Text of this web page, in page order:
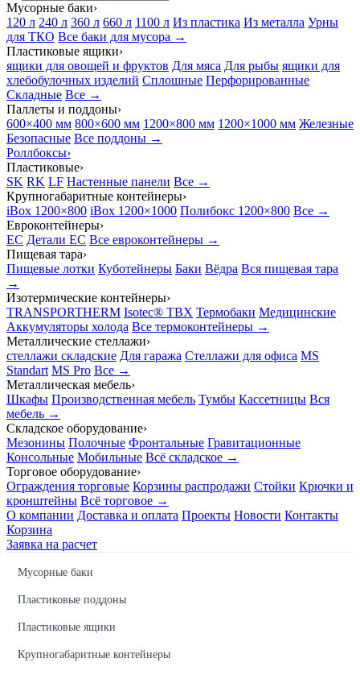
Мусорные баки›
120 л 240 л 360 л 660 л 1100 л Из пластика Из металла Урны
для ТКО Все баки для мусора →
Пластиковые ящики›
ящики для овощей и фруктов Для мяса Для рыбы ящики для
хлебобулочных изделий Сплошные Перфорированные
Складные Все →
Паллеты и поддоны›
600×400 мм 800×600 мм 1200×800 мм 1200×1000 мм Железные
Безопасные Все поддоны →
Роллбоксы›
Пластиковые›
SK RK LF Настенные панели Все →
Крупногабаритные контейнеры›
iBox 1200×800 iBox 1200×1000 Полибокс 1200×800 Все →
Евроконтейнеры›
EC Детали EC Все евроконтейнеры →
Пищевая тара›
Пищевые лотки Куботейнеры Баки Вёдра Вся пищевая тара
→
Изотермические контейнеры›
TRANSPORTHERM Isotec® TBX Термобаки Медицинские
Аккумуляторы холода Все термоконтейнеры →
Металлические стеллажи›
стеллажи складские Для гаража Стеллажи для офиса MS
Standart MS Pro Все →
Металлическая мебель›
Шкафы Производственная мебель Тумбы Кассетницы Вся
мебель →
Складское оборудование›
Мезонины Полочные Фронтальные Гравитационные
Консольные Мобильные Всё складское →
Торговое оборудование›
Ограждения торговые Корзины распродажи Стойки Крючки и
кронштейны Всё торговое →
О компании Доставка и оплата Проекты Новости Контакты
Корзина
Заявка на расчет
Мусорные баки
Пластиковые поддоны
Пластиковые ящики
Крупногабаритные контейнеры